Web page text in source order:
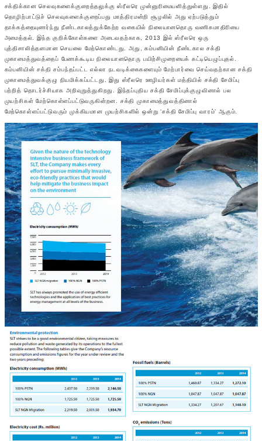
சக்திக்கான செலவுகளைக்குறைத்தலுக்கு ஸ்ரீலரெ முன்னுரிமையளித்துள்ளது. இதில்
தொழிற்பாட்டுச் செலவுகளைக்குறைப்பது மாத்திரமன்றி சூழலில் அது ஏற்படுத்தும்
தாக்கத்தையுணர்ந்து நீண்டகாலத்துக்கேற்ற வகையில் நிலையானதொரு வணிகமாதிரியை
அமைத்தல். இந்த குறிக்கோள்களை அடைவதற்காக, 2013 இல் ஸ்ரீலரெ ஒரு
புத்திசாலித்தனமான செயலை மேற்கொண்டது. அது, கம்பனியின் நீண்டகால சக்தி
முகாமைத்துவத்தைப் பேணக்கூடிய நிலையானதொரு பயிற்சிமுறையைக் கட்டியெழுப்புதல்.
கம்பனியின் சக்தி சம்பந்தப்பட்ட எல்லா நடவடிக்கைகளையும் மேற்பார்வை செய்வதற்கான சக்தி
முகாமைத்துவக்குழு நியமிக்கப்பட்டது. இது ஸ்ரீலரெ ஊழியர்கள் மத்தியில் சக்தி சேமிப்பு
பற்றித் தொடர்ச்சியாக அறிவுறுத்துகிறது. இந்தப்புதிய சக்தி சேமிப்புக்குழுவினால் பல
முயற்சிகள் மேற்கொள்ளப்பட்டுவருகின்றன. சக்தி முகாமைத்துவத்தினால்
மேற்கொள்ளப்பட்டுவரும் முக்கியமான முயற்சிகளில் ஒன்று ‘சக்தி சேமிப்பு வாரம்’ ஆகும்.